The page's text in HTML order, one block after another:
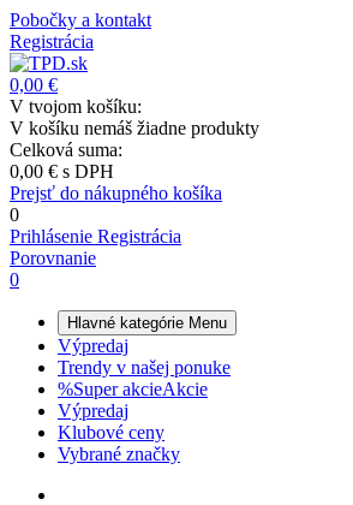
Pobočky a kontakt
Registrácia
0,00 €
V tvojom košíku:
V košíku nemáš žiadne produkty
Celková suma:
0,00 € s DPH
Prejsť do nákupného košíka
0
Prihlásenie Registrácia
Porovnanie
0
Hlavné kategórie Menu
Výpredaj
Trendy v našej ponuke
%Super akcieAkcie
Výpredaj
Klubové ceny
Vybrané značky